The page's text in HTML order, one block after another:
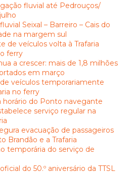
fluvial até Pedrouços/
Seixal – Barreiro – Cais do
na margem sul
de veículos volta à Trafaria
ferry
a crescer: mais de 1,8 milhões
em março
veículos temporariamente
no ferry
horário do Ponto navegante
serviço regular na
evacuação de passageiros
Brandão e a Trafaria
temporária do serviço de
do 50.º aniversário da TTSL